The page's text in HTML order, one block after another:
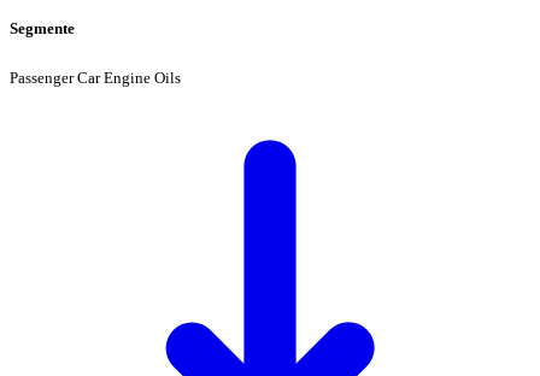
Segmente
Passenger Car Engine Oils